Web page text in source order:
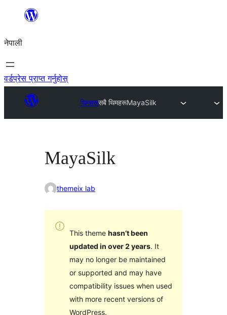
सामग्रीमा
नेपाली
वर्डप्रेस प्राप्त गर्नुहोस्
थिमहरूसबै थिमहरूMayaSilk
MayaSilk
themeix lab
This theme hasn’t been
updated in over 2 years. It
may no longer be maintained
or supported and may have
compatibility issues when used
with more recent versions of
WordPress.